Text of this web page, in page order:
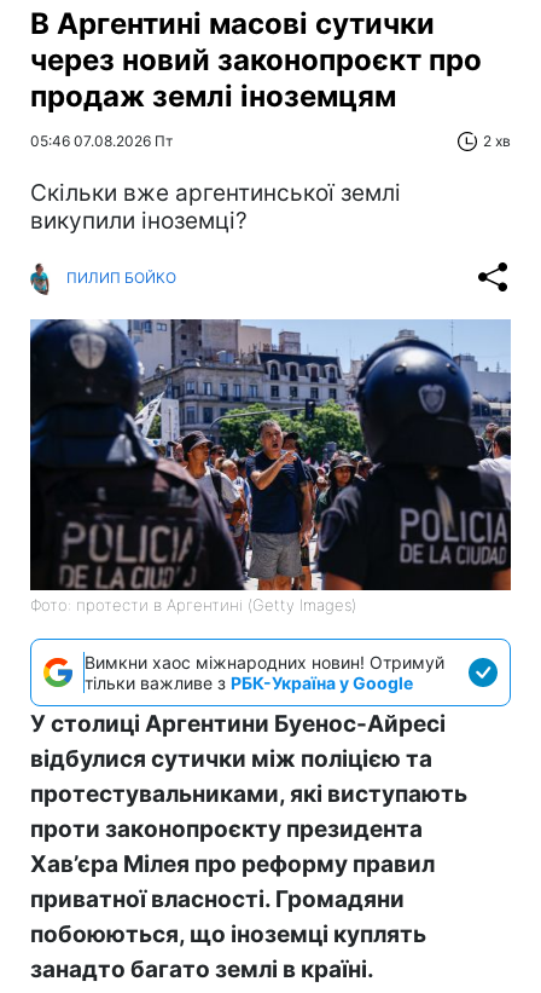
В Аргентині масові сутички
через новий законопроєкт про
продаж землі іноземцям
05:46 07.08.2026 Пт 2 хв
Скільки вже аргентинської землі
викупили іноземці?
ПИЛИП БОЙКО
Фото: протести в Аргентині (Getty Images)
Вимкни хаос міжнародних новин! Отримуй
тільки важливе з РБК-Україна у Google
У столиці Аргентини Буенос-Айресі
відбулися сутички між поліцією та
протестувальниками, які виступають
проти законопроєкту президента
Хав’єра Мілея про реформу правил
приватної власності. Громадяни
побоюються, що іноземці куплять
занадто багато землі в країні.